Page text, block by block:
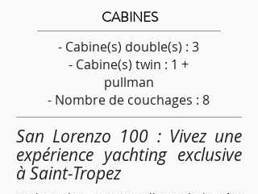
CABINES
- Cabine(s) double(s) : 3
- Cabine(s) twin : 1 +
pullman
- Nombre de couchages : 8
San Lorenzo 100 : Vivez une
expérience yachting exclusive
à Saint-Tropez